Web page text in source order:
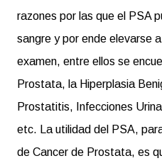
razones por las que el PSA
sangre y por ende elevarse
examen, entre ellos se
Prostata, la Hiperplasia
Prostatitis, Infecciones
etc. La utilidad del PSA,
de Cancer de Prostata, es